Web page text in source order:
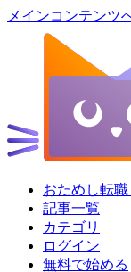
メインコンテンツ
おためし転
記事一覧
カテゴリ
ログイン
無料で始める